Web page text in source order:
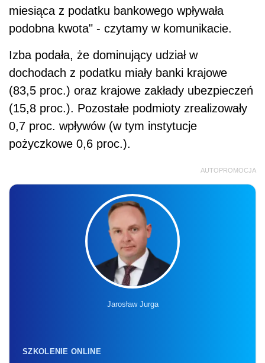
miesiąca z podatku bankowego wpływała
podobna kwota" - czytamy w komunikacie.
Izba podała, że dominujący udział w
dochodach z podatku miały banki krajowe
(83,5 proc.) oraz krajowe zakłady ubezpieczeń
(15,8 proc.). Pozostałe podmioty zrealizowały
0,7 proc. wpływów (w tym instytucje
pożyczkowe 0,6 proc.).
AUTOPROMOCJA
Jarosław Jurga
SZKOLENIE ONLINE